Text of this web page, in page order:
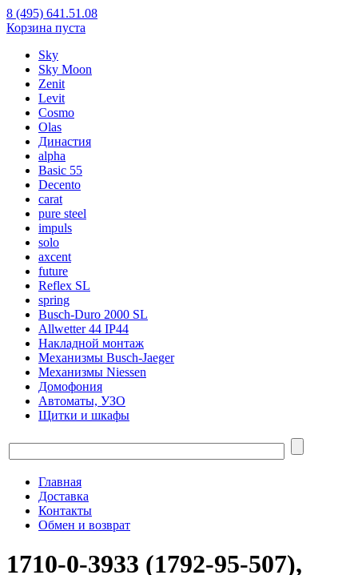
8 (495) 641.51.08
Корзина пуста
Sky
Sky Moon
Zenit
Levit
Cosmo
Olas
Династия
alpha
Basic 55
Decento
carat
pure steel
impuls
solo
axcent
future
Reflex SL
spring
Busch-Duro 2000 SL
Allwetter 44 IP44
Накладной монтаж
Механизмы Busch-Jaeger
Механизмы Niessen
Домофония
Автоматы, УЗО
Щитки и шкафы
Главная
Доставка
Контакты
Обмен и возврат
1710-0-3933 (1792-95-507),